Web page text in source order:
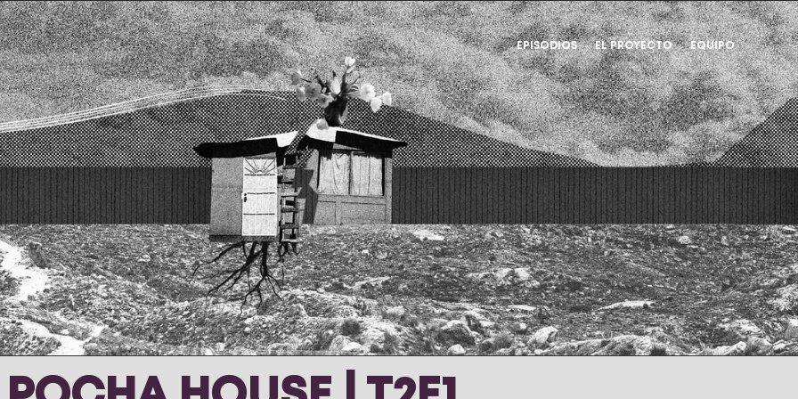
EPISODIOS EL PROYECTO EQUIPO